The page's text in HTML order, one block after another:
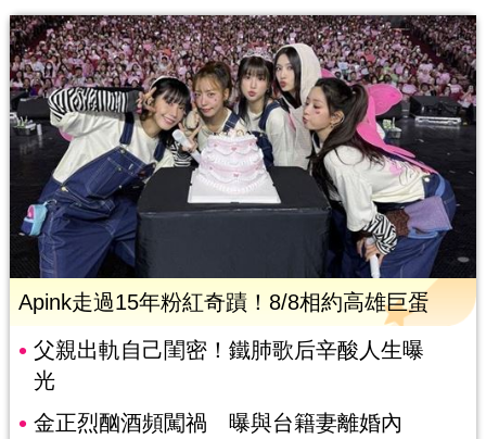
Apink走過15年粉紅奇蹟！8/8相約高雄巨蛋
父親出軌自己閨密！鐵肺歌后辛酸人生曝
光
金正烈酗酒頻闖禍 曝與台籍妻離婚內